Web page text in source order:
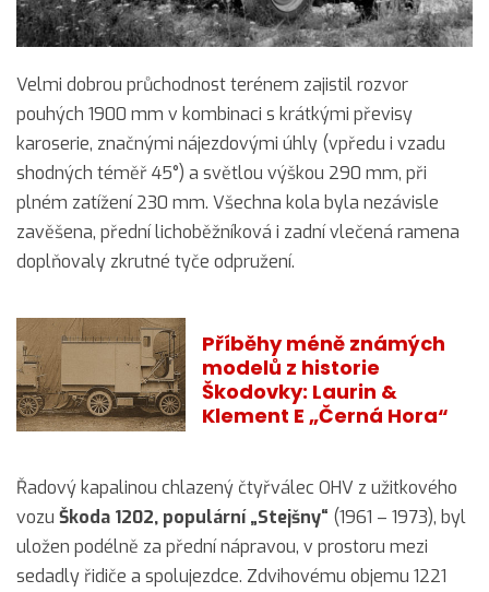
Velmi dobrou průchodnost terénem zajistil rozvor
pouhých 1900 mm v kombinaci s krátkými převisy
karoserie, značnými nájezdovými úhly (vpředu i vzadu
shodných téměř 45°) a světlou výškou 290 mm, při
plném zatížení 230 mm. Všechna kola byla nezávisle
zavěšena, přední lichoběžníková i zadní vlečená ramena
doplňovaly zkrutné tyče odpružení.
Příběhy méně známých
modelů z historie
Škodovky: Laurin &
Klement E „Černá Hora“
Řadový kapalinou chlazený čtyřválec OHV z užitkového
vozu Škoda 1202, populární „Stejšny“ (1961 – 1973), byl
uložen podélně za přední nápravou, v prostoru mezi
sedadly řidiče a spolujezdce. Zdvihovému objemu 1221